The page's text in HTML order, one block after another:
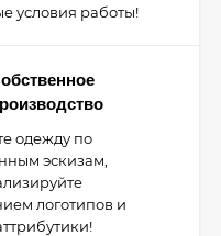
условия работы!
одежду по
эскизам,
логотипов и